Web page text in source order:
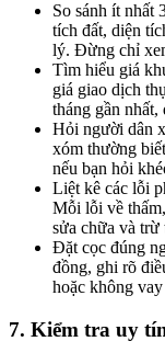
So sánh ít nhất
tích đất, diện
lý. Đừng chỉ
Tìm hiểu giá
giá giao dịch
tháng gần
Hỏi người dân
xóm thường
nếu bạn hỏi
Liệt kê các lỗi
Mỗi lỗi về
sửa chữa và trừ
Đặt cọc đúng
đồng, ghi rõ
hoặc không
7. Kiểm tra uy